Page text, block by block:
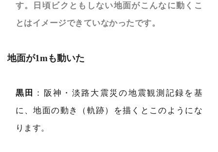
す。日頃ビクともしない地面がこんなに動くこ
とはイメージできていなかったです。
地面が1mも動いた
黒田
：阪神・淡路大震災の地震観測記録を基
に、地面の動き（軌跡）を描くとこのようにな
ります。